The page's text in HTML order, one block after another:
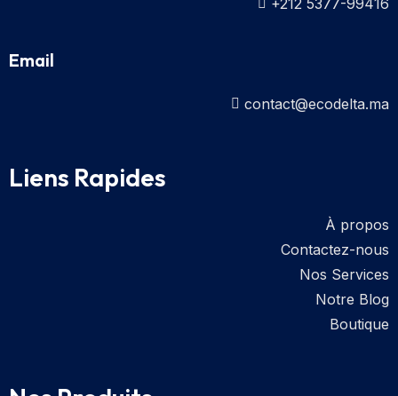
+212 5377-99416
Email
contact@ecodelta.ma
Liens Rapides
À propos
Contactez-nous
Nos Services
Notre Blog
Boutique